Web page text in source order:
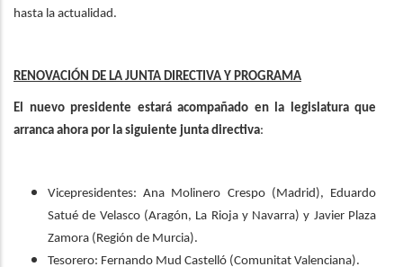
hasta la actualidad.
RENOVACIÓN DE LA JUNTA DIRECTIVA Y PROGRAMA
El nuevo presidente estará acompañado en la legislatura que
arranca ahora por la siguiente junta directiva:
Vicepresidentes: Ana Molinero Crespo (Madrid), Eduardo
Satué de Velasco (Aragón, La Rioja y Navarra) y Javier Plaza
Zamora (Región de Murcia).
Tesorero: Fernando Mud Castelló (Comunitat Valenciana).